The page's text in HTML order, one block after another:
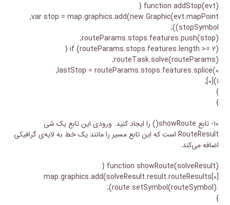
function addStop(evt) {
var stop = map.graphics.add(new Graphic(evt.mapPoint,
stopSymbol));
routeParams.stops.features.push(stop);
if (routeParams.stops.features.length >= ۲) {
routeTask.solve(routeParams);
lastStop = routeParams.stops.features.splice(۰,
۱)[۰];
}
}
۱۰- تابع showRoute() را ایجاد کنید. ورودی این تابع یک شی
RouteResult است که این تابع مسیر را مانند یک خط به لایه‌ی گرافیکی
اضافه می‌کند.
function showRoute(solveResult) {
map.graphics.add(solveResult.result.routeResults[۰]
.route.setSymbol(routeSymbol));
}